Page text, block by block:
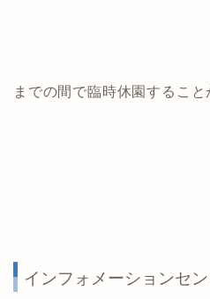
までの間で臨時休園すること
インフォメーションセ